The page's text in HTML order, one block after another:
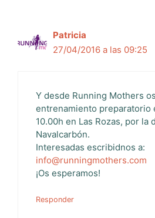
Patricia
27/04/2016 a las 09:25
Y desde Running Mothers
entrenamiento preparatorio
10.00h en Las Rozas, por la
Navalcarbón.
Interesadas escribidnos a:
info@runningmothers.com
¡Os esperamos!
Responder